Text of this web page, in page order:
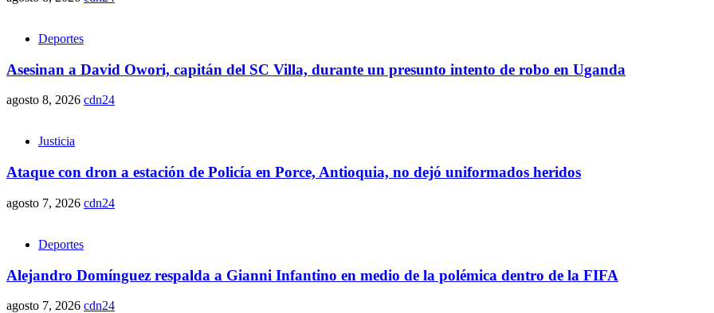
Deportes
Asesinan a David Owori, capitán del SC Villa, durante un presunto intento de robo en Uganda
agosto 8, 2026 cdn24
Justicia
Ataque con dron a estación de Policía en Porce, Antioquia, no dejó uniformados heridos
agosto 7, 2026 cdn24
Deportes
Alejandro Domínguez respalda a Gianni Infantino en medio de la polémica dentro de la FIFA
agosto 7, 2026 cdn24